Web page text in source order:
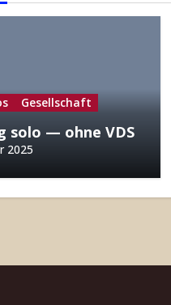
Gesellschaft
solo — ohne VDS
2025